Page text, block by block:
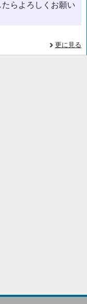
らよろしくお願い
更に見る